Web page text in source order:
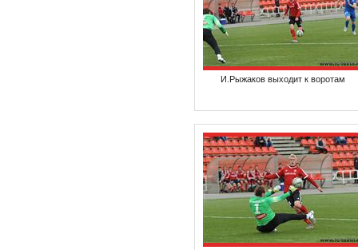
И.Рыжаков выходит к воротам